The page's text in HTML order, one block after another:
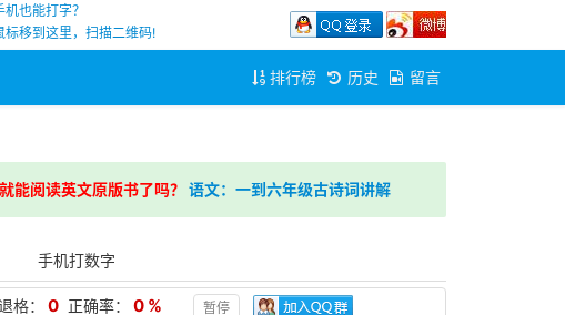
机也能打字？
标移到这里，扫描二维码!
排行榜 历史 留言
能阅读英文原版书了吗？ 语文：一到六年级古诗词讲解
手机打数字
格： 0正确率： 0 % 暂停